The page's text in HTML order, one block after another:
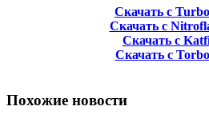
Скачать с
Скачать с
Скачать с
Скачать с
Похожие новости